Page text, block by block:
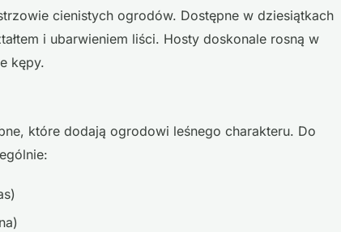
cienistych ogrodów. Dostępne w dziesiątkach
i ubarwieniem liści. Hosty doskonale rosną w
kępy.
które dodają ogrodowi leśnego charakteru. Do